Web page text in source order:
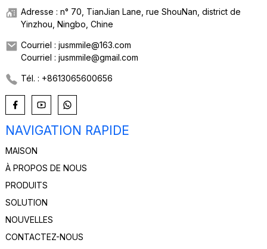
Adresse : n° 70, TianJian Lane, rue ShouNan, district de
Yinzhou, Ningbo, Chine
Courriel : jusmmile@163.com
Courriel : jusmmile@gmail.com
Tél. : +8613065600656
NAVIGATION RAPIDE
MAISON
À PROPOS DE NOUS
PRODUITS
SOLUTION
NOUVELLES
CONTACTEZ-NOUS